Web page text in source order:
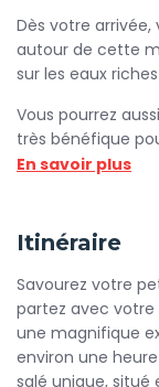
Dès votre arrivée,
autour de cette
sur les eaux
Vous pourrez
très bénéfique
paysages arides,
récits bibliques.
d’un séjour en
En savoir plus
Itinéraire
Savourez votre
partez avec votre
une magnifique
environ une
salé unique, situé